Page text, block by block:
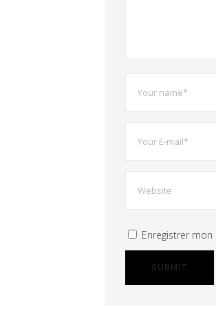
Enregistrer